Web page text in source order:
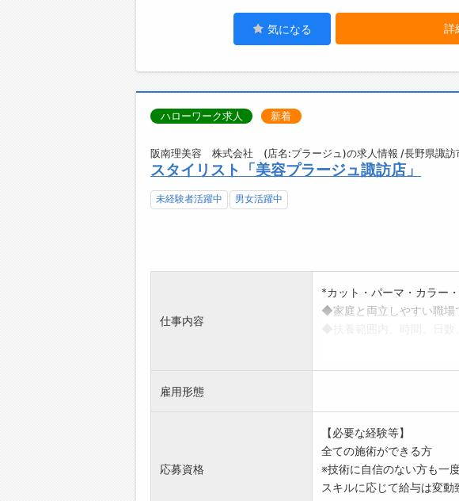
気になる 詳
ハローワーク求人 新着
阪南理美容 株式会社 (店名:プラージュ)の求人情報 /長野県諏訪
スタイリスト「美容プラージュ諏訪店」
未経験者活躍中 男女活躍中
仕事内容
*カット・パーマ・カラー
◆家庭と両立しやすい職場
※社会保険完備(加入要件
[変更範囲:変更なし]
雇用形態
応募資格
【必要な経験等】
全ての施術ができる方
※技術に自信のない方も一
スキルに応じて給与は変動